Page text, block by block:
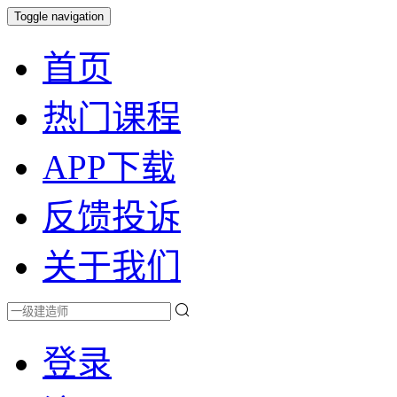
Toggle navigation
首页
热门课程
APP下载
反馈投诉
关于我们
登录